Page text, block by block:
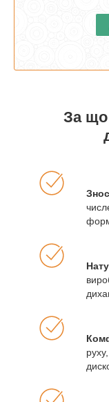
За що